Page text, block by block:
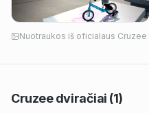
Nuotraukos iš oficialaus Cruzee
Cruzeedviračiai (1)